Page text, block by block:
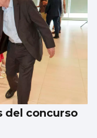
del concurso